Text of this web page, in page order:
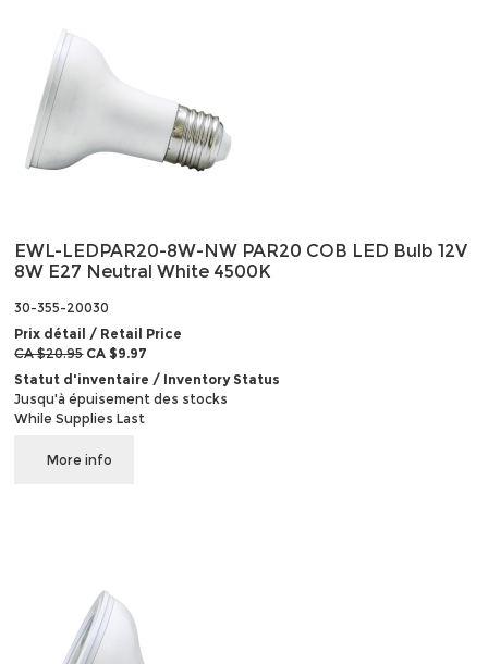
EWL-LEDPAR20-8W-NW PAR20 COB LED Bulb 12V
8W E27 Neutral White 4500K
30-355-20030
Prix détail / Retail Price
CA $20.95CA $9.97
Statut d'inventaire / Inventory Status
Jusqu'à épuisement des stocks
While Supplies Last
More info